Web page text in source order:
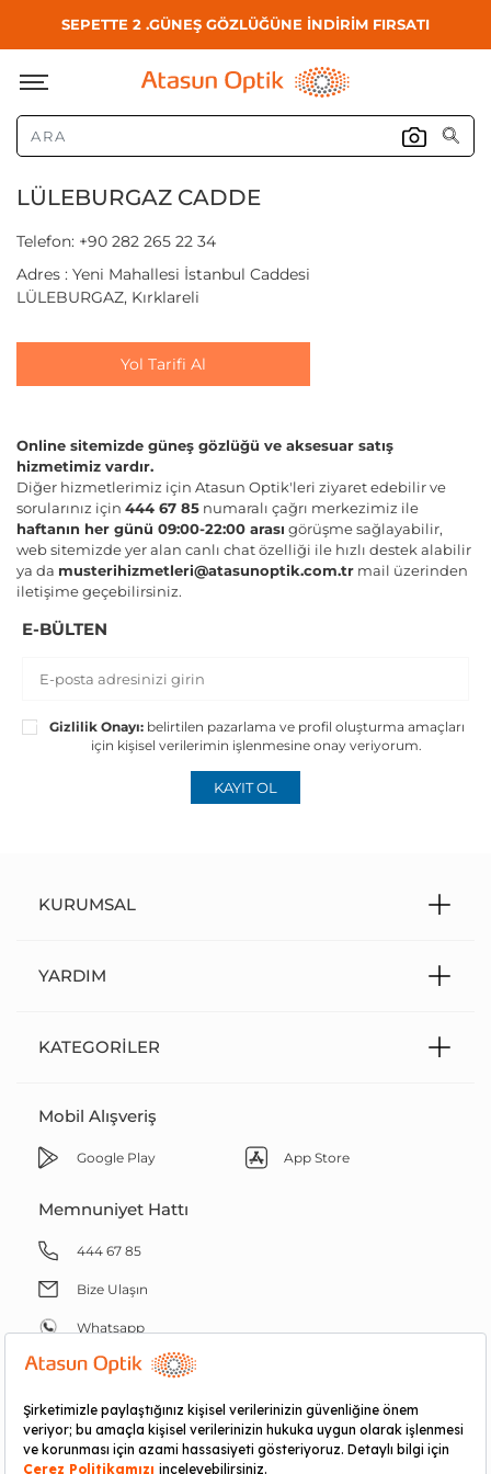
SEPETTE 2 .GÜNEŞ GÖZLÜĞÜNE İNDİRİM FIRSATI
LÜLEBURGAZ CADDE
Telefon: +90 282 265 22 34
Adres : Yeni Mahallesi İstanbul Caddesi
LÜLEBURGAZ, Kırklareli
Yol Tarifi Al
Online sitemizde güneş gözlüğü ve aksesuar satış
hizmetimiz vardır.
Diğer hizmetlerimiz için Atasun Optik'leri ziyaret edebilir ve
sorularınız için 444 67 85 numaralı çağrı merkezimiz ile
haftanın her günü 09:00-22:00 arası görüşme sağlayabilir,
web sitemizde yer alan canlı chat özelliği ile hızlı destek alabilir
ya da musterihizmetleri@atasunoptik.com.tr mail üzerinden
iletişime geçebilirsiniz.
E-BÜLTEN
Gizlilik Onayı:belirtilen pazarlama ve profil oluşturma amaçları
için kişisel verilerimin işlenmesine onay veriyorum.
KAYIT OL
KURUMSAL
YARDIM
KATEGORILER
Mobil Alışveriş
Google Play App Store
Memnuniyet Hattı
444 67 85
Bize Ulaşın
Whatsapp